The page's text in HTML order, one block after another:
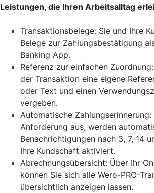
Leistungen, die Ihren Arbeitsalltag
Transaktionsbelege: Sie und Ihre
Belege zur Zahlungsbestätigung
Banking App.
Referenz zur einfachen
der Transaktion eine eigene
oder Text und einen
vergeben.
Automatische Zahlungserinnerung:
Anforderung aus, werden
Benachrichtigungen nach 3, 7, 14
Ihre Kundschaft aktiviert.
Abrechnungsübersicht: Über Ihr
können Sie sich alle Wero-PRO-
übersichtlich anzeigen lassen.